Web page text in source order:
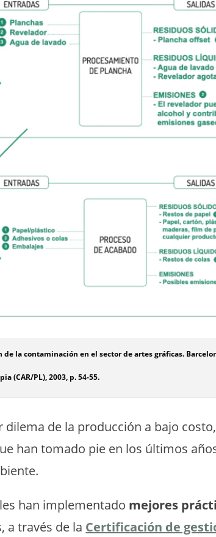
la contaminación en el sector de artes gráficas.
(CAR/PL), 2003, p. 54-55.
de la producción a bajo
han tomado pie en los últimos
han implementado mejores
a través de la Certificación de